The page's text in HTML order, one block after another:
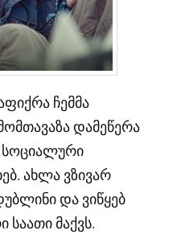
ჩემმა
დამეწერა
ახლა ვზივარ
და ვიწყებ
მაქვს.